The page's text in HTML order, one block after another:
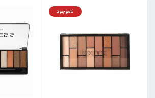
ناموجود